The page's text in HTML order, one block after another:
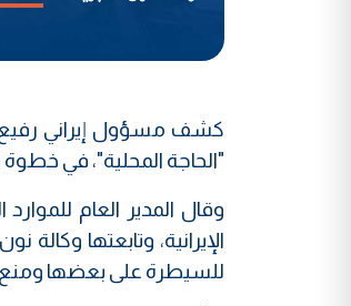
كشف مسؤول إيراني رفيع،
"الحاجة المحلية"، في خطوة
وقال المدير العام
الإيرانية، وتابعتها
للسيطرة على بعضها